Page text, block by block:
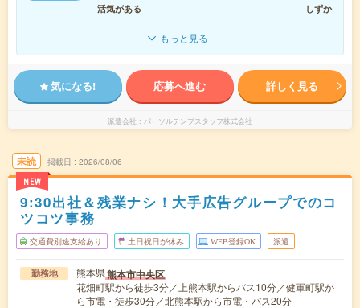
活気がある
しずか
もっと見る
気になる! 応募へ進む 詳しく見る
派遣会社 パーソルテンプスタッフ株式会社
未読
NEW
掲載日 2026/08/06
9:30出社＆残業ナシ！大手広告グループでのコ
ツコツ事務
交通費別途支給あり 土日祝日が休み WEB登録OK 派遣
勤務地 熊本県熊本市中央区
花畑町駅から徒歩3分／上熊本駅からバス10分／健軍町駅か
ら市電・徒歩30分／北熊本駅から市電・バス20分